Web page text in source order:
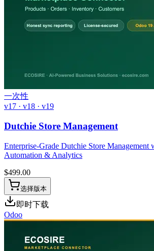
一次性
v17 · v18 · v19
Dutchie Store Management
Enterprise-Grade Dutchie Store Management
Automation & Analytics
$499.00
选择版本
即时下载
Odoo